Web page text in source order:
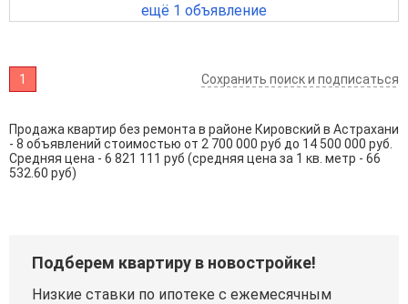
ещё 1 объявление
1 Сохранить поиск и подписаться
Продажа квартир без ремонта в районе Кировский в Астрахани
- 8 объявлений стоимостью от 2 700 000 руб до 14 500 000 руб.
Средняя цена - 6 821 111 руб (средняя цена за 1 кв. метр - 66
532.60 руб)
Подберем квартиру в новостройке!
Низкие ставки по ипотеке с ежемесячным